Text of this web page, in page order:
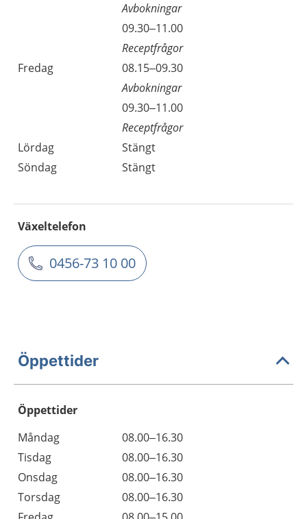
Avbokningar
09.30–11.00
Receptfrågor
Fredag
08.15–09.30
Avbokningar
09.30–11.00
Receptfrågor
Lördag
Stängt
Söndag
Stängt
Växeltelefon
0456-73 10 00
Öppettider
Öppettider
Dag
Öppettider
Kommentarer
Måndag
08.00–16.30
Tisdag
08.00–16.30
Onsdag
08.00–16.30
Torsdag
08.00–16.30